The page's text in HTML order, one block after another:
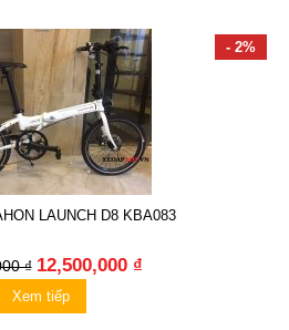
- 2%
LAUNCH D8 KBA083
₫ 12,500,000 ₫
Xem tiếp